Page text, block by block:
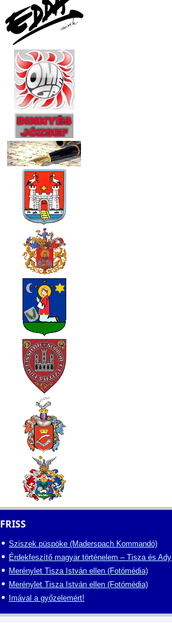
FRISS
Sziszek püspöke (Maderspach Kommandó)
Érdekfeszítő magyar történelem – Tisza és Ady
Merénylet Tisza István ellen (Fotómédia)
Merénylet Tisza István ellen (Fotómédia)
Imával a győzelemért!